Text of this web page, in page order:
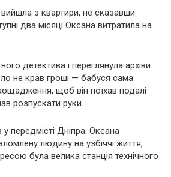
з квартири, не сказавши
два місяці Оксана витратила на
детектива і переглянула архіви.
не крав гроші — бабуся сама
щоб він поїхав подалі
розпускати руки.
передмісті Дніпра. Оксана
людину на узбіччі життя,
була велика станція технічного